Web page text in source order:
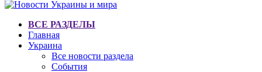
ВСЕ РАЗДЕЛЫ
Главная
Украина
Все новости раздела
События